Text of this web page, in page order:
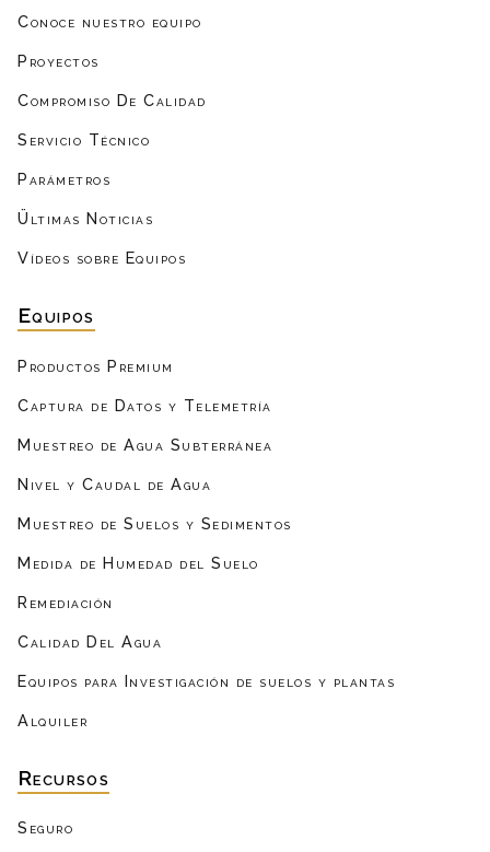
Conoce nuestro equipo
Proyectos
Compromiso De Calidad
Servicio Técnico
Parámetros
Ültimas Noticias
Vídeos sobre Equipos
Equipos
Productos Premium
Captura de Datos y Telemetría
Muestreo de Agua Subterránea
Nivel y Caudal de Agua
Muestreo de Suelos y Sedimentos
Medida de Humedad del Suelo
Remediación
Calidad Del Agua
Equipos para Investigación de suelos y plantas
Alquiler
Recursos
Seguro